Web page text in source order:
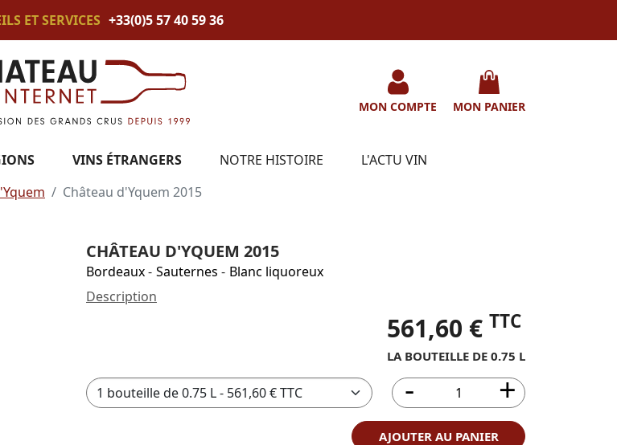
ET SERVICES +33(0)5 57 40 59 36
MON COMPTE MON PANIER
VINS ÉTRANGERS NOTRE HISTOIRE
L'ACTU VIN
Château d'Yquem 2015
CHÂTEAU D'YQUEM 2015
Bordeaux- Sauternes - Blanc liquoreux
Description
561,60 € TTC
LA BOUTEILLE DE 0.75 L
AJOUTER AU PANIER